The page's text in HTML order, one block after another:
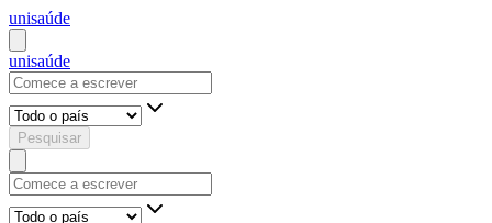
unisaúde
unisaúde
Pesquisar